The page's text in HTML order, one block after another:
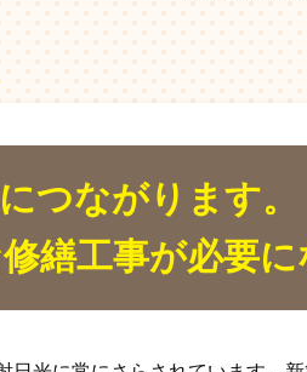
つながります。
繕工事が必要に